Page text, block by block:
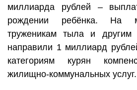
миллиарда рублей –
рождении ребёнка. На
труженикам тыла и другим
направили 1 миллиард
категориям курян
жилищно-коммунальных услуг.